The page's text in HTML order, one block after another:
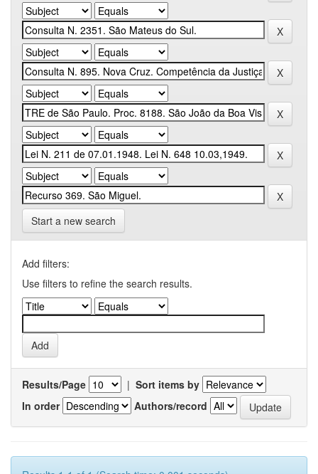
Start a new search
Add filters:
Use filters to refine the search results.
Results/Page | Sort items by
In order
Authors/record